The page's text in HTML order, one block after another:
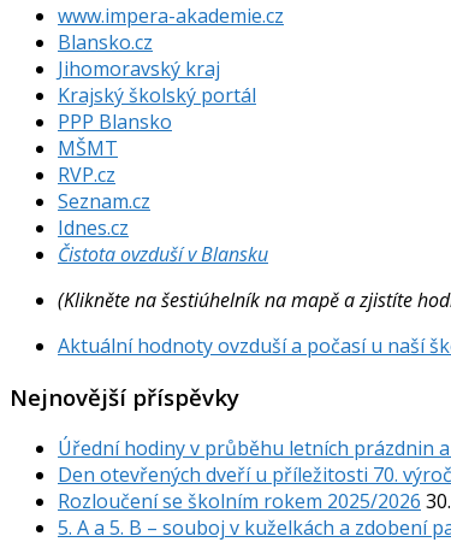
www.impera-akademie.cz
Blansko.cz
Jihomoravský kraj
Krajský školský portál
PPP Blansko
MŠMT
RVP.cz
Seznam.cz
Idnes.cz
Čistota ovzduší v Blansku
(Klikněte na šestiúhelník na mapě a zjistíte
Aktuální hodnoty ovzduší a počasí u naší
Nejnovější příspěvky
Úřední hodiny v průběhu letních prázdnin
Den otevřených dveří u příležitosti 70.
Rozloučení se školním rokem 2025/2026
5. A a 5. B – souboj v kuželkách a zdobení